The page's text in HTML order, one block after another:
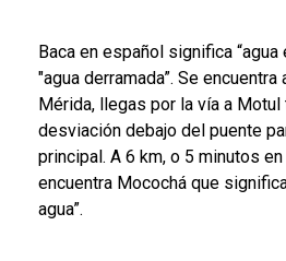
Baca en español significa
"agua derramada”. Se
Mérida, llegas por la vía a Motul
desviación debajo del puente
principal. A 6 km, o 5 minutos
encuentra Mocochá que
agua”.